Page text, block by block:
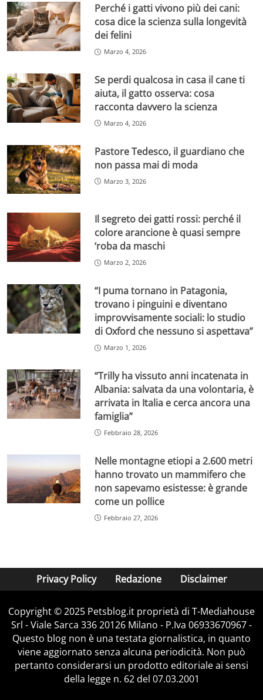
Perché i gatti vivono più dei cani:
cosa dice la scienza sulla longevità
dei felini
Marzo 4, 2026
Se perdi qualcosa in casa il cane ti
aiuta, il gatto osserva: cosa
racconta davvero la scienza
Marzo 4, 2026
Pastore Tedesco, il guardiano che
non passa mai di moda
Marzo 3, 2026
Il segreto dei gatti rossi: perché il
colore arancione è quasi sempre
‘roba da maschi
Marzo 2, 2026
“I puma tornano in Patagonia,
trovano i pinguini e diventano
improvvisamente sociali: lo studio
di Oxford che nessuno si aspettava”
Marzo 1, 2026
“Trilly ha vissuto anni incatenata in
Albania: salvata da una volontaria, è
arrivata in Italia e cerca ancora una
famiglia”
Febbraio 28, 2026
Nelle montagne etiopi a 2.600 metri
hanno trovato un mammifero che
non sapevamo esistesse: è grande
come un pollice
Febbraio 27, 2026
Privacy Policy Redazione Disclaimer
Copyright © 2025 Petsblog.it proprietà di T-Mediahouse
Srl - Viale Sarca 336 20126 Milano - P.Iva 06933670967 -
Questo blog non è una testata giornalistica, in quanto
viene aggiornato senza alcuna periodicità. Non può
pertanto considerarsi un prodotto editoriale ai sensi
della legge n. 62 del 07.03.2001